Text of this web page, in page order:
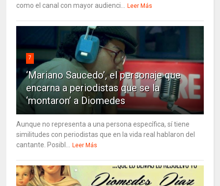
como el canal con mayor audienci... Leer Más
7
‘Mariano Saucedo’, el personaje que
encarna a periodistas que se la
‘montaron’ a Diomedes
Aunque no representa a una persona específica, sí tiene
similitudes con periodistas que en la vida real hablaron del
cantante. Posibl... Leer Más